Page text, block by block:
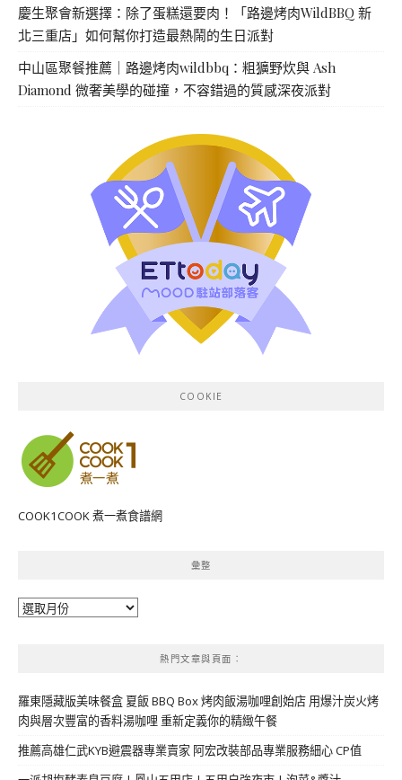
慶生聚會新選擇：除了蛋糕還要肉！「路邊烤肉WildBBQ 新
北三重店」如何幫你打造最熱鬧的生日派對
中山區聚餐推薦｜路邊烤肉wildbbq：粗獷野炊與 Ash
Diamond 微奢美學的碰撞，不容錯過的質感深夜派對
COOKIE
COOK1COOK 煮一煮食譜網
彙整
彙
熱門文章與頁面︰
羅東隱藏版美味餐盒 夏飯 BBQ Box 烤肉飯湯咖哩創始店 用爆汁炭火烤
肉與層次豐富的香料湯咖哩 重新定義你的精緻午餐
推薦高雄仁武KYB避震器專業賣家 阿宏改裝部品專業服務細心 CP值